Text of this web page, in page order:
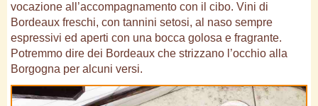
vocazione all’accompagnamento con il cibo. Vini di
Bordeaux freschi, con tannini setosi, al naso sempre
espressivi ed aperti con una bocca golosa e fragrante.
Potremmo dire dei Bordeaux che strizzano l’occhio alla
Borgogna per alcuni versi.